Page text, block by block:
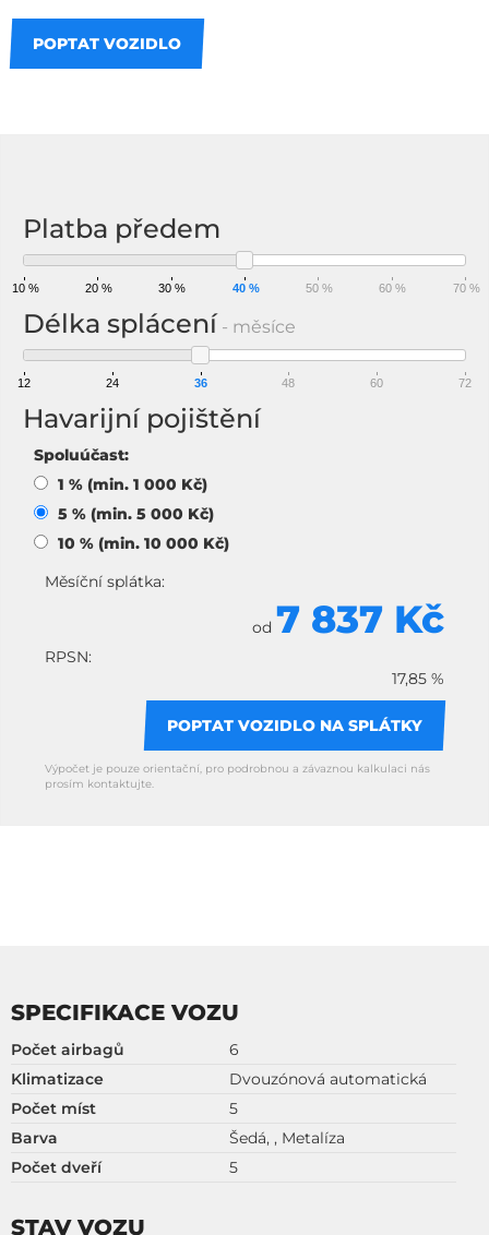
POPTAT VOZIDLO
Platba předem
10 % 20 % 30 % 40 % 50 % 60 % 70 %
Délka splácení - měsíce
12 24 36 48 60 72
Havarijní pojištění
Spoluúčast:
1 % (min. 1 000 Kč)
5 % (min. 5 000 Kč)
10 % (min. 10 000 Kč)
Měsíční splátka:
od 7 837 Kč
RPSN:
17,85 %
POPTAT VOZIDLO NA SPLÁTKY
Výpočet je pouze orientační, pro podrobnou a závaznou kalkulaci nás
prosím kontaktujte.
SPECIFIKACE VOZU
Počet airbagů
6
Klimatizace
Dvouzónová automatická
Počet míst
5
Barva
Šedá, , Metalíza
Počet dveří
5
STAV VOZU